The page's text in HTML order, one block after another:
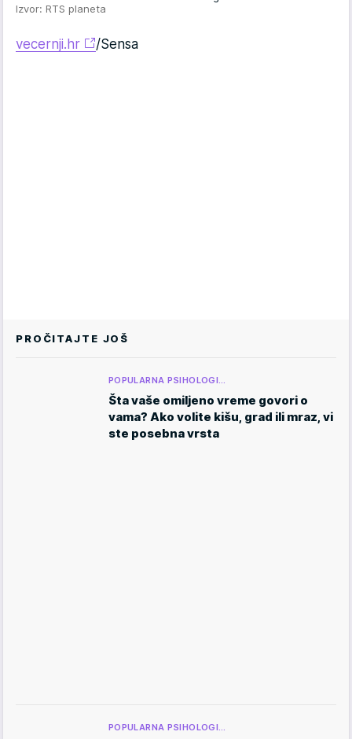
Izvor: RTS planeta
vecernji.hr /Sensa
PROČITAJTE JOŠ
POPULARNA PSIHOLOGI…
Šta vaše omiljeno vreme govori o
vama? Ako volite kišu, grad ili mraz, vi
ste posebna vrsta
POPULARNA PSIHOLOGI…